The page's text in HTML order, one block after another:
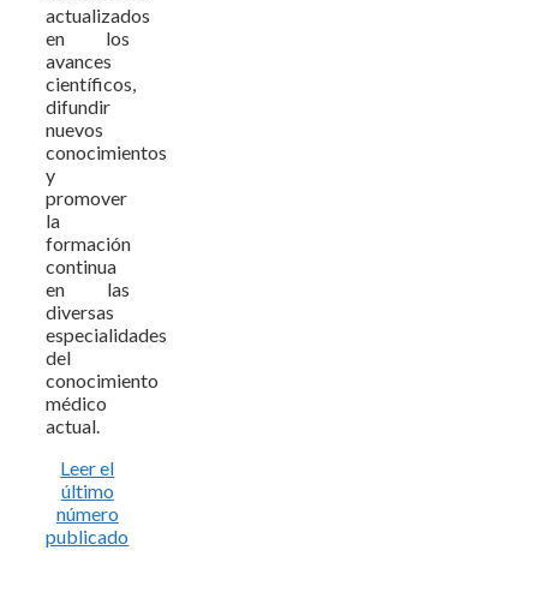
actualizados
en los
avances
científicos,
difundir
nuevos
conocimientos
y
promover
la
formación
continua
en las
diversas
especialidades
del
conocimiento
médico
actual.
Leer el
último
número
publicado